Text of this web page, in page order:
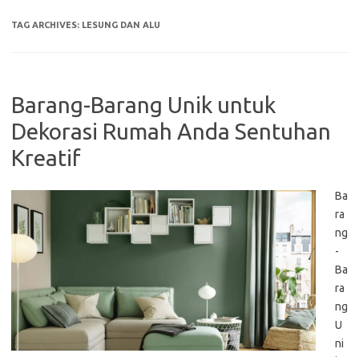
TAG ARCHIVES: LESUNG DAN ALU
Barang-Barang Unik untuk
Dekorasi Rumah Anda Sentuhan
Kreatif
Ba
ra
ng
-
Ba
ra
ng
U
ni